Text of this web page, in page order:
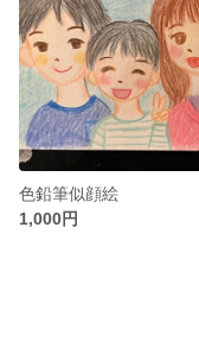
色鉛筆似顔絵
1,000円